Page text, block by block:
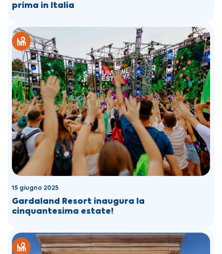
prima in Italia
15 giugno 2025
Gardaland Resort inaugura la
cinquantesima estate!